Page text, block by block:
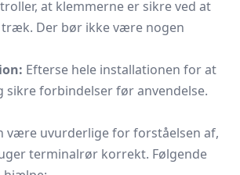
at klemmerne er sikre ved at
træk. Der bør ikke være nogen
Efterse hele installationen for at
sikre forbindelser før anvendelse.
være uvurderlige for forståelsen af,
terminalrør korrekt. Følgende